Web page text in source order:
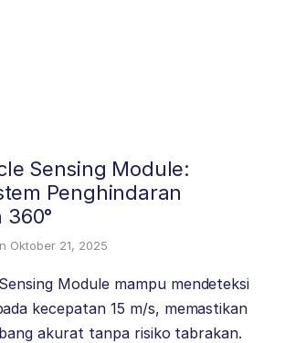
Sensing Module:
Penghindaran
360°
Oktober 21, 2025
Module mampu mendeteksi
kecepatan 15 m/s, memastikan
akurat tanpa risiko tabrakan.